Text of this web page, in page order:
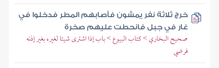
خرج ثلاثة نفر يمشون فأصابهم المطر فدخلوا في
غار في جبل فانحطت عليهم صخرة
صحيح البخاري > كتاب البيوع > باب إذا اشترى شيئا لغيره بغير إذنه
فرضي